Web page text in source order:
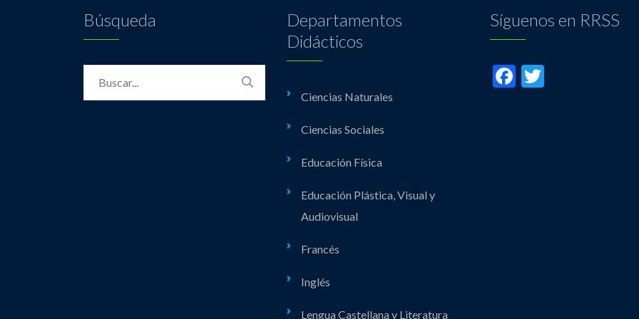
Búsqueda
Departamentos
Didácticos
Ciencias Naturales
Ciencias Sociales
Educación Física
Educación Plástica, Visual y
Audiovisual
Francés
Inglés
Lengua Castellana y Literatura
Síguenos en RRSS
Facebook